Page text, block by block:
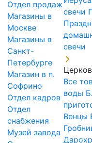
Отдел продаж
Магазины в
Москве
Магазины в
Санкт-
Петербурге
Магазин в п.
Софрино
Отдел кадров
Отдел
снабжения
Музей завода
свечи
свечи
Все
воды
Венцы